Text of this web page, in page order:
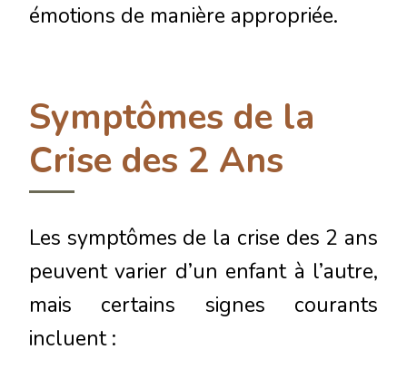
émotions de manière appropriée.
Symptômes de la
Crise des 2 Ans
Les symptômes de la crise des 2 ans
peuvent varier d’un enfant à l’autre,
mais certains signes courants
incluent :